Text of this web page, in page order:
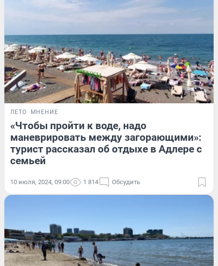
ЛЕТО МНЕНИЕ
«Чтобы пройти к воде, надо
маневрировать между загорающими»:
турист рассказал об отдыхе в Адлере с
семьей
10 июля, 2024, 09:00 1 814 Обсудить